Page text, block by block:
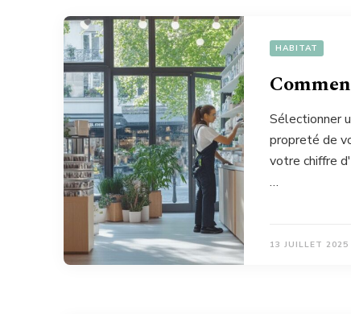
HABITAT
Sélectionner
propreté de
votre chiffre
…
13 JUILLET 2025